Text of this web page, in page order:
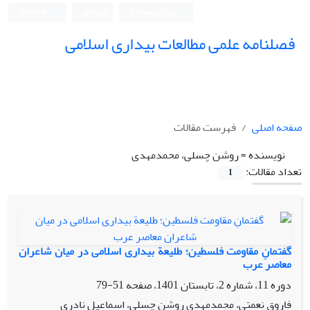
فصلنامه علمی مطالعات بیداری اسلامی
صفحه اصلی
فهرست مقالات
نویسنده =روشن چسلی، محمدمهدی
تعداد مقالات:
1
گفتمانِ مقاومت فلسطین؛ طلیعة بیداری اسلامی در میان شاعران
معاصر عرب
دوره 11، شماره 2، تابستان 1401، صفحه
51-79
فاروق نعمتی، محمدمهدی روشن چسلی، اسماعیل نادری